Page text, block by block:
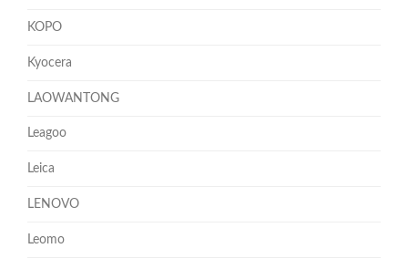
KOPO
Kyocera
LAOWANTONG
Leagoo
Leica
LENOVO
Leomo